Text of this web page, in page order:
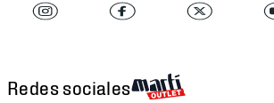
Redes sociales